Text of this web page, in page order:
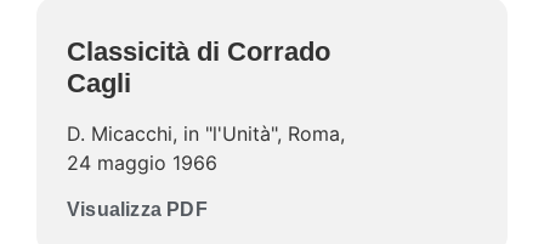
Classicità di Corrado
Cagli
D. Micacchi, in "l'Unità", Roma,
24 maggio 1966
Visualizza PDF